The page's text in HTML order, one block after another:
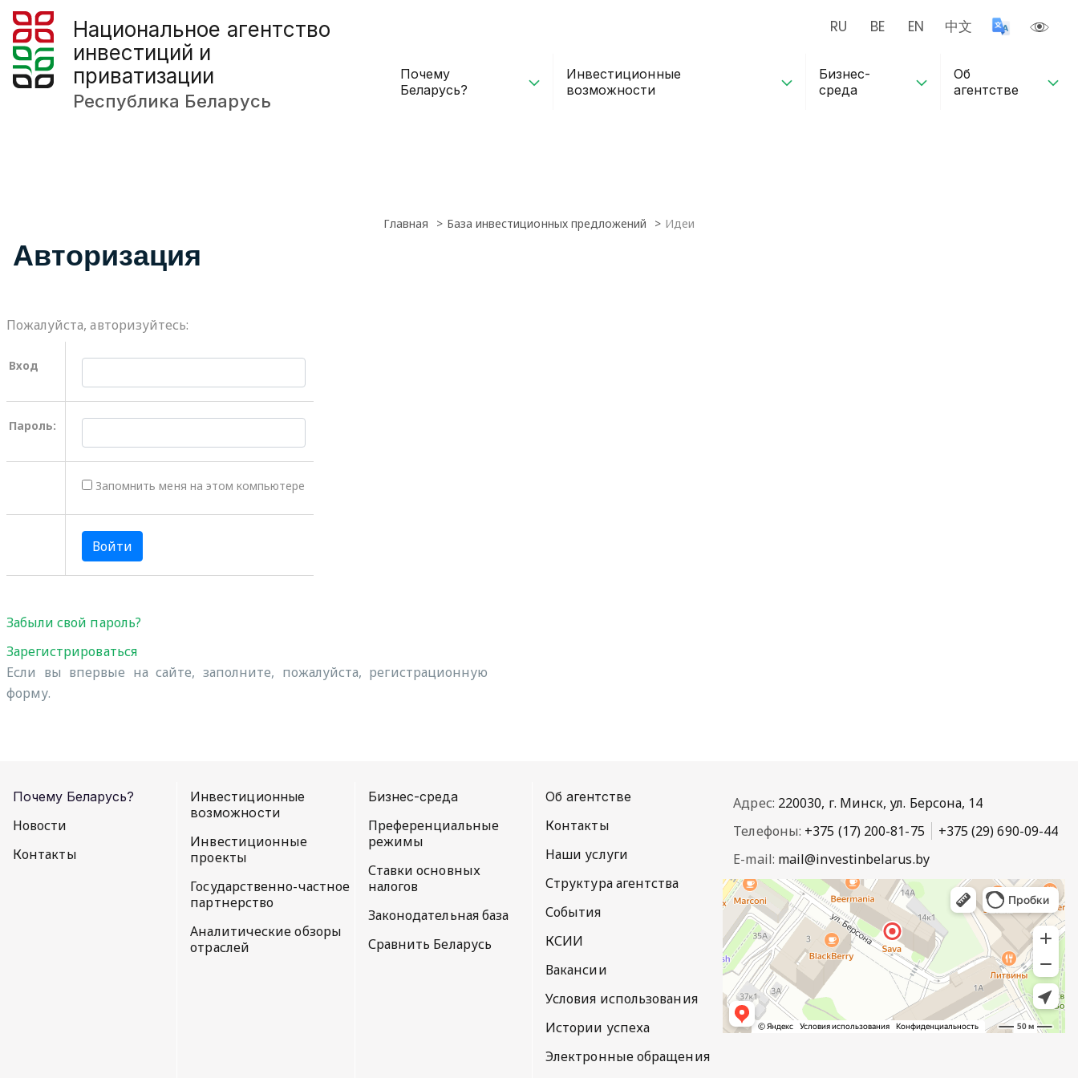
Национальное агентство
инвестиций и
приватизации
Республика Беларусь
RU BE EN 中文
Почему
Беларусь?
Инвестиционные
возможности
Бизнес-
среда
Об
агентстве
Главная База инвестиционных предложений Идеи
Авторизация
Пожалуйста, авторизуйтесь:
Вход
Пароль:
Запомнить меня на этом компьютере
Забыли свой пароль?
Зарегистрироваться
Если вы впервые на сайте, заполните, пожалуйста, регистрационную
форму.
Почему Беларусь?
Новости
Контакты
Инвестиционные
возможности
Инвестиционные
проекты
Государственно-частное
партнерство
Аналитические обзоры
отраслей
Бизнес-среда
Преференциальные
режимы
Ставки основных
налогов
Законодательная база
Сравнить Беларусь
Об агентстве
Контакты
Наши услуги
Структура агентства
События
КСИИ
Вакансии
Условия использования
Истории успеха
Электронные обращения
Адрес: 220030, г. Минск, ул. Берсона, 14
Телефоны: +375 (17) 200-81-75
+375 (29) 690-09-44
E-mail: mail@investinbelarus.by